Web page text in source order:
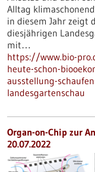
Alltag
in diesem Jahr zeigt
diesjährigen
mit…
https://www.bio-
heute-schon-
ausstellung-
landesgartenschau
Organ-on-Chip zur
20.07.2022